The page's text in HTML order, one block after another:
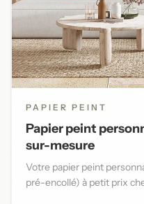
PAPIER PEINT
Papier peint
sur-mesure
Votre papier peint
pré-encollé) à petit prix